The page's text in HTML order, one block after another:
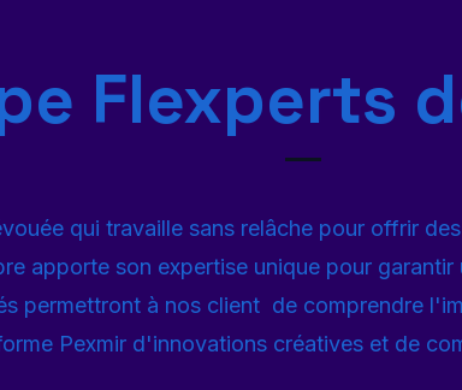
Flexperts
qui travaille sans relâche pour offrir
apporte son expertise unique pour
permettront à nos client de comprendre
Pexmir d'innovations créatives et de